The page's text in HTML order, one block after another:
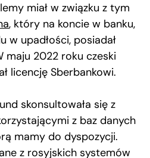
miał w związku z tym
, który na koncie w banku,
w upadłości, posiadał
maju 2022 roku czeski
licencję Sberbankowi.
skonsultowała się z
z baz danych
mamy do dyspozycji.
z rosyjskich systemów